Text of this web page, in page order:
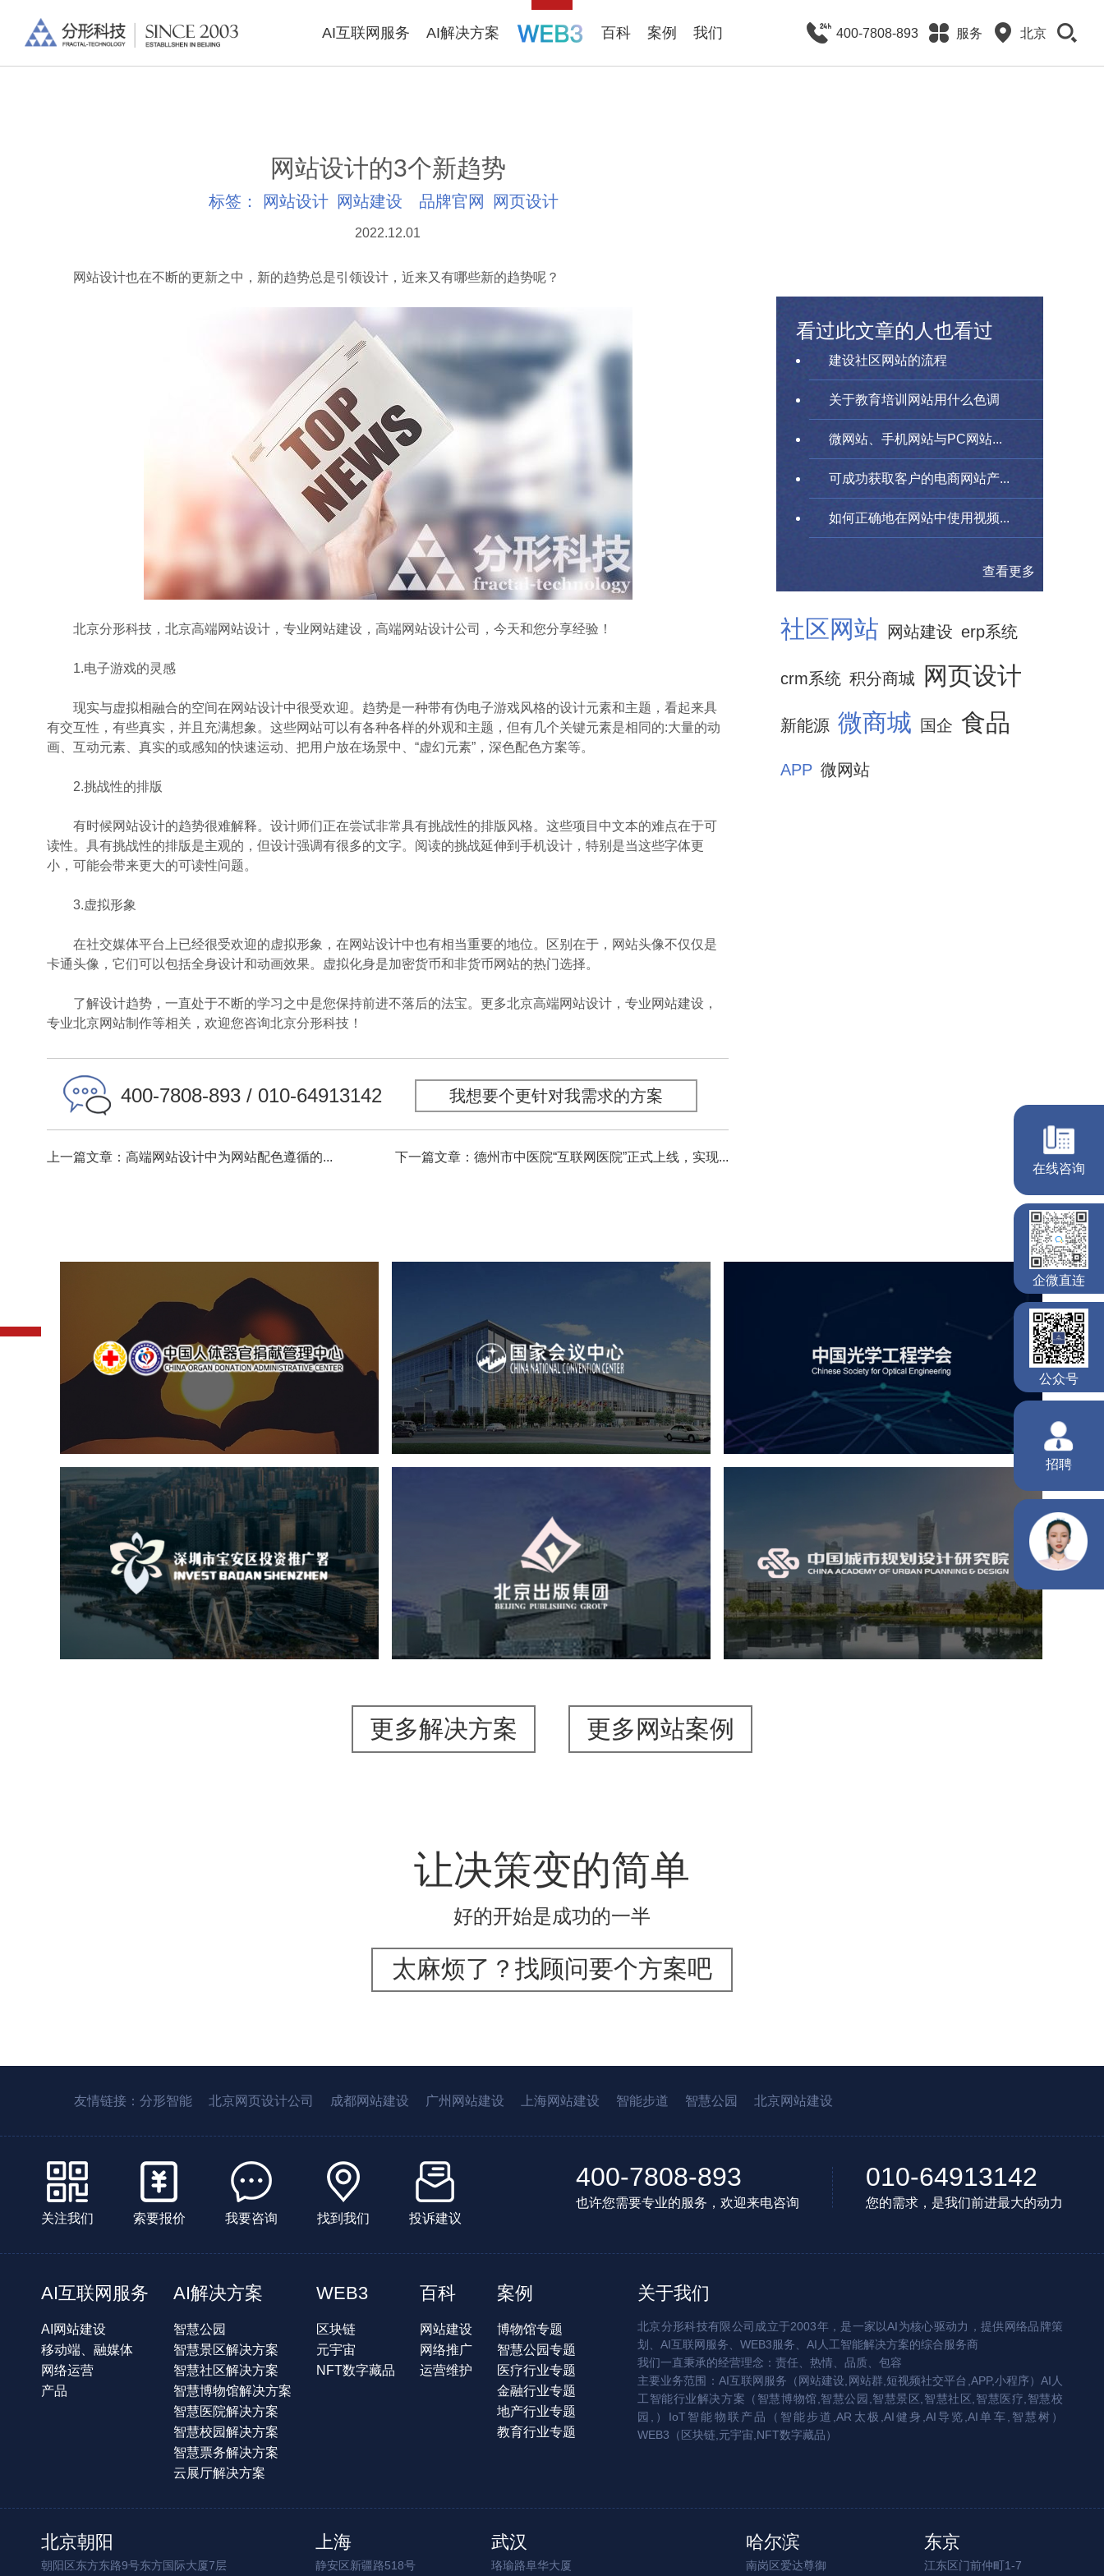
AI互联网服务 AI解决方案 百科 案例 我们 400-7808-893 服务 北京
网站设计的3个新趋势
标签： 网站设计 网站建设 品牌官网 网页设计
2022.12.01
网站设计也在不断的更新之中，新的趋势总是引领设计，近来又有哪些新的趋势呢？
北京分形科技，北京高端网站设计，专业网站建设，高端网站设计公司，今天和您分享经验！
1.电子游戏的灵感
现实与虚拟相融合的空间在网站设计中很受欢迎。趋势是一种带有伪电子游戏风格的设计元素和主题，看起来具
有交互性，有些真实，并且充满想象。这些网站可以有各种各样的外观和主题，但有几个关键元素是相同的:大量的动
画、互动元素、真实的或感知的快速运动、把用户放在场景中、“虚幻元素”，深色配色方案等。
2.挑战性的排版
有时候网站设计的趋势很难解释。设计师们正在尝试非常具有挑战性的排版风格。这些项目中文本的难点在于可
读性。具有挑战性的排版是主观的，但设计强调有很多的文字。阅读的挑战延伸到手机设计，特别是当这些字体更
小，可能会带来更大的可读性问题。
3.虚拟形象
在社交媒体平台上已经很受欢迎的虚拟形象，在网站设计中也有相当重要的地位。区别在于，网站头像不仅仅是
卡通头像，它们可以包括全身设计和动画效果。虚拟化身是加密货币和非货币网站的热门选择。
了解设计趋势，一直处于不断的学习之中是您保持前进不落后的法宝。更多北京高端网站设计，专业网站建设，
专业北京网站制作等相关，欢迎您咨询北京分形科技！
400-7808-893 / 010-64913142 我想要个更针对我需求的方案
上一篇文章：高端网站设计中为网站配色遵循的... 下一篇文章：德州市中医院“互联网医院”正式上线，实现...
看过此文章的人也看过
建设社区网站的流程
关于教育培训网站用什么色调
微网站、手机网站与PC网站...
可成功获取客户的电商网站产...
如何正确地在网站中使用视频...
查看更多
社区网站 网站建设 erp系统
crm系统 积分商城 网页设计
新能源 微商城 国企 食品
APP 微网站
中国人体器官捐献管理中心
国企 品牌官网
网站设计
国家会议中心
服务行业 专业服务 网站建设 网站设计
中国光学工程学会
机构组织 国企 品牌官网
网站建设
网站设计
深圳市宝安区投资推广署
机构组织 国企 品牌官网
网站建设
网站设计
北京出版集团
文化艺术 集团官网 品牌官网
集团网站建设公司
网站建设 网站设计
中国城市规划设计研究院
机构组织 国企 品牌官网
网站建设
网站设计
更多解决方案 更多网站案例
让决策变的简单
好的开始是成功的一半
太麻烦了？找顾问要个方案吧
友情链接： 分形智能 北京网页设计公司 成都网站建设 广州网站建设 上海网站建设 智能步道 智慧公园 北京网站建设
关注我们 索要报价 我要咨询 找到我们 投诉建议
400-7808-893
也许您需要专业的服务，欢迎来电咨询
010-64913142
您的需求，是我们前进最大的动力
AI互联网服务
AI网站建设
移动端、融媒体
网络运营
产品
AI解决方案
智慧公园
智慧景区解决方案
智慧社区解决方案
智慧博物馆解决方案
智慧医院解决方案
智慧校园解决方案
智慧票务解决方案
云展厅解决方案
WEB3
区块链
元宇宙
NFT数字藏品
百科
网站建设
网络推广
运营维护
案例
博物馆专题
智慧公园专题
医疗行业专题
金融行业专题
地产行业专题
教育行业专题
关于我们
北京分形科技有限公司成立于2003年，是一家以AI为核心驱动力，提供网络品牌策
划、AI互联网服务、WEB3服务、AI人工智能解决方案的综合服务商
我们一直秉承的经营理念：责任、热情、品质、包容
主要业务范围：AI互联网服务（网站建设,网站群,短视频社交平台,APP,小程序）AI人
工智能行业解决方案（智慧博物馆,智慧公园,智慧景区,智慧社区,智慧医疗,智慧校
园,）IoT智能物联产品（智能步道,AR太极,AI健身,AI导览,AI单车,智慧树）
WEB3（区块链,元宇宙,NFT数字藏品）
北京朝阳
朝阳区东方东路9号东方国际大厦7层
上海
静安区新疆路518号
武汉
珞瑜路阜华大厦
哈尔滨
南岗区爱达尊御
东京
江东区门前仲町1-7